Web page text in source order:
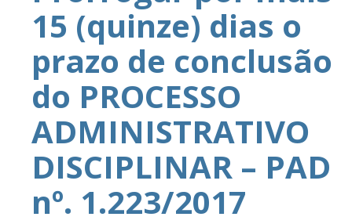
15 (quinze) dias o
prazo de conclusão
do PROCESSO
ADMINISTRATIVO
DISCIPLINAR – PAD
nº. 1.223/2017